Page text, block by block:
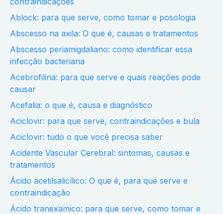
Ablock: para que serve, como tomar e posologia
Abscesso na axila: O que é, causas e tratamentos
Abscesso periamigdaliano: como identificar essa
infecção bacteriana
Acebrofilina: para que serve e quais reações pode
causar
Acefalia: o que é, causa e diagnóstico
Aciclovir: para que serve, contraindicações e bula
Aciclovir: tudo o que você precisa saber
Acidente Vascular Cerebral: sintomas, causas e
tratamentos
Ácido acetilsalicílico: O que é, para que serve e
contraindicação
Ácido tranexamico: para que serve, como tomar e